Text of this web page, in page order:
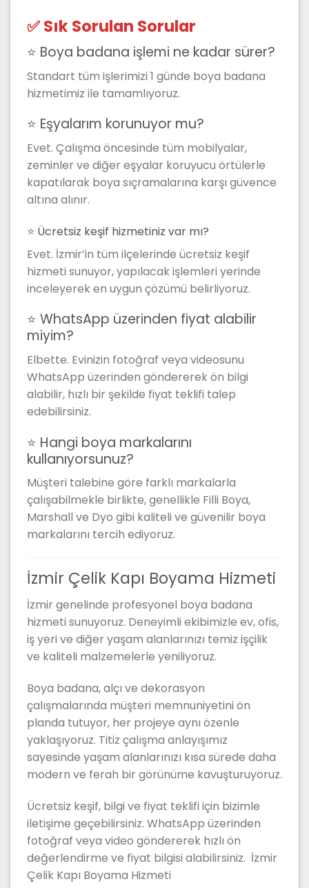
✅ Sık Sorulan Sorular
⭐ Boya badana işlemi ne kadar sürer?
Standart tüm işlerimizi 1 günde boya badana
hizmetimiz ile tamamlıyoruz.
⭐ Eşyalarım korunuyor mu?
Evet. Çalışma öncesinde tüm mobilyalar,
zeminler ve diğer eşyalar koruyucu örtülerle
kapatılarak boya sıçramalarına karşı güvence
altına alınır.
⭐ Ücretsiz keşif hizmetiniz var mı?
Evet. İzmir’in tüm ilçelerinde ücretsiz keşif
hizmeti sunuyor, yapılacak işlemleri yerinde
inceleyerek en uygun çözümü belirliyoruz.
⭐ WhatsApp üzerinden fiyat alabilir
miyim?
Elbette. Evinizin fotoğraf veya videosunu
WhatsApp üzerinden göndererek ön bilgi
alabilir, hızlı bir şekilde fiyat teklifi talep
edebilirsiniz.
⭐ Hangi boya markalarını
kullanıyorsunuz?
Müşteri talebine göre farklı markalarla
çalışabilmekle birlikte, genellikle Filli Boya,
Marshall ve Dyo gibi kaliteli ve güvenilir boya
markalarını tercih ediyoruz.
İzmir Çelik Kapı Boyama Hizmeti
İzmir genelinde profesyonel boya badana
hizmeti sunuyoruz. Deneyimli ekibimizle ev, ofis,
iş yeri ve diğer yaşam alanlarınızı temiz işçilik
ve kaliteli malzemelerle yeniliyoruz.
Boya badana, alçı ve dekorasyon
çalışmalarında müşteri memnuniyetini ön
planda tutuyor, her projeye aynı özenle
yaklaşıyoruz. Titiz çalışma anlayışımız
sayesinde yaşam alanlarınızı kısa sürede daha
modern ve ferah bir görünüme kavuşturuyoruz.
Ücretsiz keşif, bilgi ve fiyat teklifi için bizimle
iletişime geçebilirsiniz. WhatsApp üzerinden
fotoğraf veya video göndererek hızlı ön
değerlendirme ve fiyat bilgisi alabilirsiniz. İzmir
Çelik Kapı Boyama Hizmeti